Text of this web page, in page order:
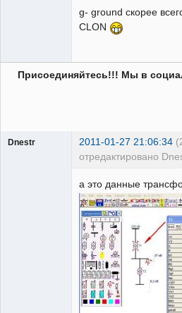
g- ground скорее
CLON
Присоединяйтесь!!! Мы в
Dnestr 2011-01-27 21:06:34
отредактировано
а это данные